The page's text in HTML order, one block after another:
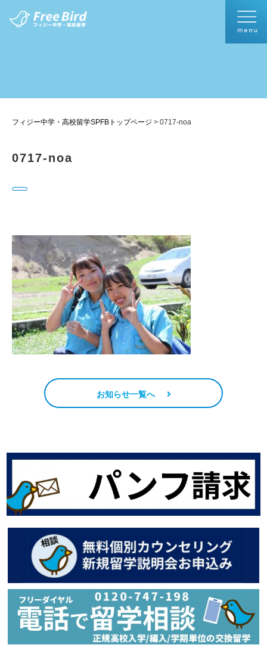
フィジー中学・高校留学SPFBトップページ > 0717-noa
0717-noa
お知らせ一覧へ